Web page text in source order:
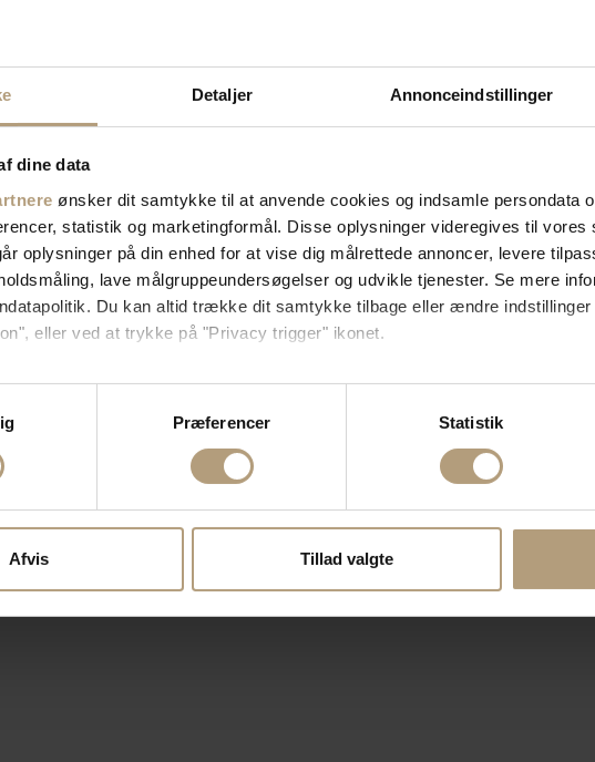
Detaljer Annonceindstillinger
dine data
ønsker dit samtykke til at anvende cookies og indsamle persondata
statistik og marketingformål. Disse oplysninger videregives til vores
oplysninger på din enhed for at vise dig målrettede annoncer, levere
lave målgruppeundersøgelser og udvikle tjenester. Se mere
Du kan altid trække dit samtykke tilbage eller ændre
eller ved at trykke på "Privacy trigger" ikonet.
vil vi også gerne:
præcise oplysninger om din placering, der kan være nøjagtig inden for få
din enhed baseret på en scanning af dens unikke karakteristika
på hele websitet.
og analysepartnere. Vores partnere kan kombinere disse data med
har indsamlet fra din brug af deres tjenester.
Præferencer Statistik
Afvis Tillad valgte